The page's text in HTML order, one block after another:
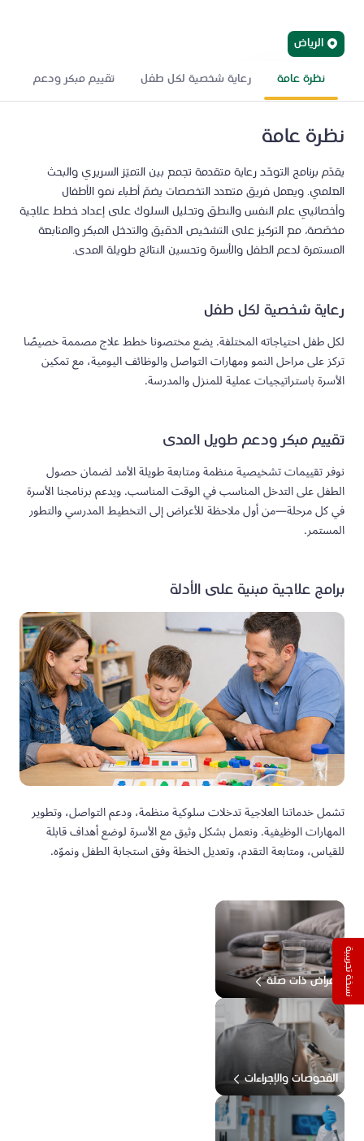
الرياض
ابحث عن طبيب إحالة مريض
نظرة عامة
يقدّم برنامج التوحّد رعاية متقدمة تجمع بين التميّز السريري والبحث
العلمي. ويعمل فريق متعدد التخصصات يضمّ أطباء نمو الأطفال
وأخصائيي علم النفس والنطق وتحليل السلوك على إعداد خطط علاجية
مخصّصة، مع التركيز على التشخيص الدقيق والتدخل المبكر والمتابعة
المستمرة لدعم الطفل والأسرة وتحسين النتائج طويلة المدى.
رعاية شخصية لكل طفل
لكل طفل احتياجاته المختلفة. يضع مختصونا خطط علاج مصممة خصيصًا
تركز على مراحل النمو ومهارات التواصل والوظائف اليومية، مع تمكين
الأسرة باستراتيجيات عملية للمنزل والمدرسة.
تقييم مبكر ودعم طويل المدى
نوفر تقييمات تشخيصية منظمة ومتابعة طويلة الأمد لضمان حصول
الطفل على التدخل المناسب في الوقت المناسب. ويدعم برنامجنا الأسرة
في كل مرحلة—من أول ملاحظة للأعراض إلى التخطيط المدرسي والتطور
المستمر.
برامج علاجية مبنية على الأدلة
تشمل خدماتنا العلاجية تدخلات سلوكية منظمة، ودعم التواصل، وتطوير
المهارات الوظيفية. ونعمل بشكل وثيق مع الأسرة لوضع أهداف قابلة
للقياس، ومتابعة التقدم، وتعديل الخطة وفق استجابة الطفل ونموّه.
أعراض ذات صلة
الفحوصات والإجراءات
نظرة عامة رعاية شخصية لكل طفل تقييم مبكر ودعم طويل
نسخة تجريبية